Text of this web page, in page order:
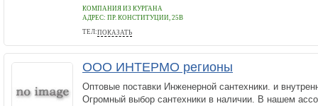
КОМПАНИЯ ИЗ КУРГАНА
АДРЕС: ПР. КОНСТИТУЦИИ, 25В
ТЕЛ:ПОКАЗАТЬ
+7(3522)605656
ООО ИНТЕРМО регионы
Оптовые поставки Инженерной сантехники. и
Огромный выбор сантехники в наличии. В нашем